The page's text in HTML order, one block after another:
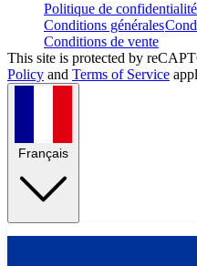
Politique de confidentialité
Conditions générales
Conditions de vente
This site is protected by
Policy and Terms of Service
Français